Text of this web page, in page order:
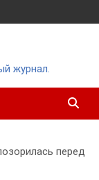
журнал.
перед